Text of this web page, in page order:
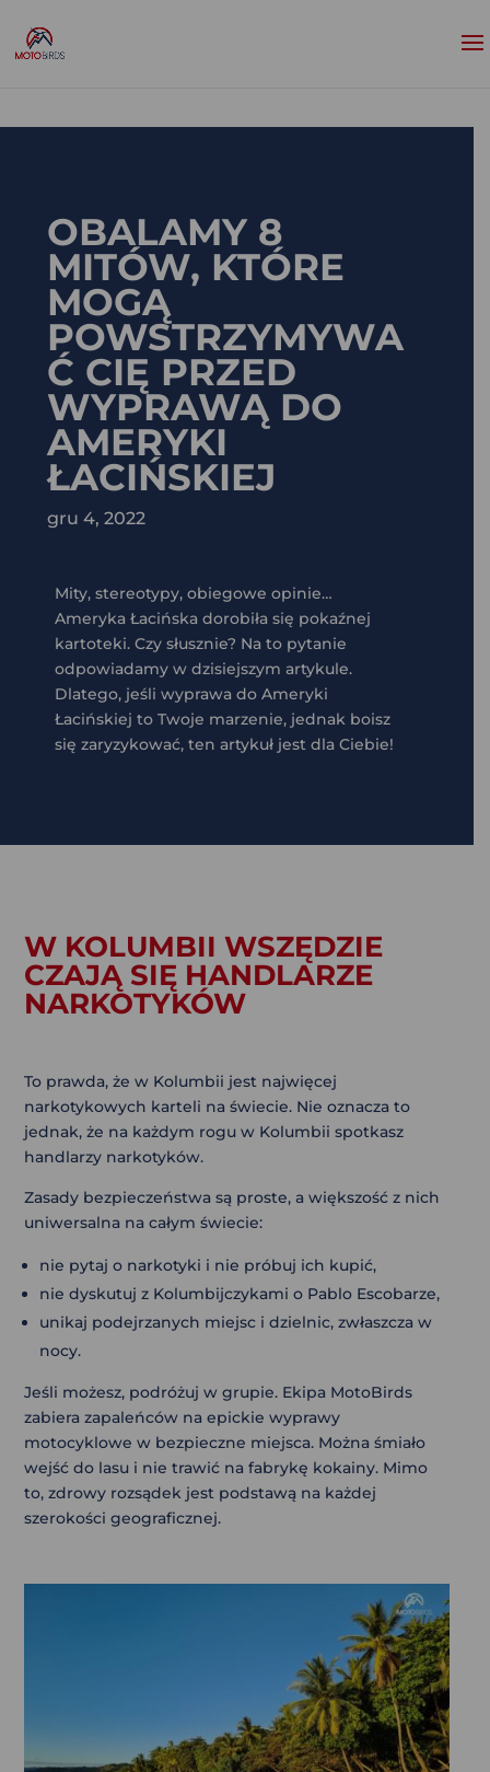
OBALAMY 8
MITÓW, KTÓRE
MOGĄ
POWSTRZYMYWA
Ć CIĘ PRZED
WYPRAWĄ DO
AMERYKI
ŁACIŃSKIEJ
gru 4, 2022
Mity, stereotypy, obiegowe opinie…
Ameryka Łacińska dorobiła się pokaźnej
kartoteki. Czy słusznie? Na to pytanie
odpowiadamy w dzisiejszym artykule.
Dlatego, jeśli wyprawa do Ameryki
Łacińskiej to Twoje marzenie, jednak boisz
się zaryzykować, ten artykuł jest dla Ciebie!
W KOLUMBII WSZĘDZIE
CZAJĄ SIĘ HANDLARZE
NARKOTYKÓW
To prawda, że w Kolumbii jest najwięcej
narkotykowych karteli na świecie. Nie oznacza to
jednak, że na każdym rogu w Kolumbii spotkasz
handlarzy narkotyków.
Zasady bezpieczeństwa są proste, a większość z nich
uniwersalna na całym świecie:
nie pytaj o narkotyki i nie próbuj ich kupić,
nie dyskutuj z Kolumbijczykami o Pablo Escobarze,
unikaj podejrzanych miejsc i dzielnic, zwłaszcza w
nocy.
Jeśli możesz, podróżuj w grupie. Ekipa MotoBirds
zabiera zapaleńców na epickie wyprawy
motocyklowe w bezpieczne miejsca. Można śmiało
wejść do lasu i nie trawić na fabrykę kokainy. Mimo
to, zdrowy rozsądek jest podstawą na każdej
szerokości geograficznej.